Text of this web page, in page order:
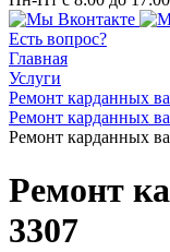
Есть вопрос?
Главная
Услуги
Ремонт карданных
Ремонт карданных
Ремонт карданных
Ремонт
3307